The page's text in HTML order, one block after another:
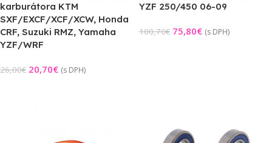
karburátora KTM
SXF/EXCF/XCF/XCW, Honda
CRF, Suzuki RMZ, Yamaha
YZF/WRF
26,00€ 20,70€ (s DPH)
YZF 250/450 06-09
100,70€ 75,80€ (s DPH)